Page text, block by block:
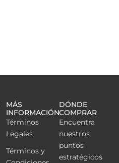
MÁS
INFORMACIÓN
Términos
Legales
Términos y
DÓNDE
COMPRAR
Encuentra
nuestros
puntos
estratégicos